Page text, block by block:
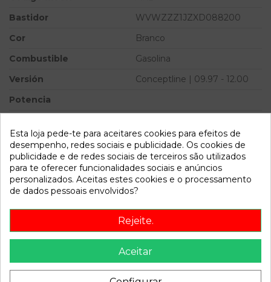
Bastidor
WVWZZZ1JZXD088200
Cor
Branco
Combustible
Gasolina
Versión
Conceptline | 09.97 - 12.00
Potencia
Modelo
GOLF IV BERLINA (1J1)
Conceptline | 09.97 - 12.00
Referência 577721
Disponível a partir de: 2022-04-06
berlina (1j1) conceptline | 09.97 - 12.00 conceptline | 09.97 -
Esta loja pede-te para aceitares cookies para efeitos de
desempenho, redes sociais e publicidade. Os cookies de
publicidade e de redes sociais de terceiros são utilizados
para te oferecer funcionalidades sociais e anúncios
personalizados. Aceitas estes cookies e o processamento
de dados pessoais envolvidos?
Rejeite.
Aceitar